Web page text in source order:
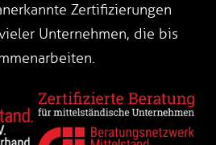
Zertifizierungen
Unternehmen, die bis